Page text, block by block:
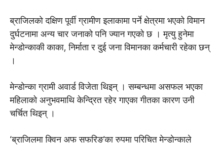
ब्राजिलको दक्षिण पूर्वी ग्रामीण इलाकामा पर्ने क्षेत्रमा भएको विमान
दुर्घटनामा अन्य चार जनाको पनि ज्यान गएको छ । मृत्यु हुनेमा
मेन्डोन्काकी काका, निर्माता र दुई जना विमानका कर्मचारी रहेका छन्
।
मेन्डोन्का ग्रामी अवार्ड विजेता थिइन् । सम्बन्धमा असफल भएका
महिलाको अनुभवमाथि केन्द्रित रहेर गाएका गीतका कारण उनी
चर्चित थिइन् ।
‘ब्राजिलमा क्विन अफ सफरिङ’का रुपमा परिचित मेन्डोन्काले